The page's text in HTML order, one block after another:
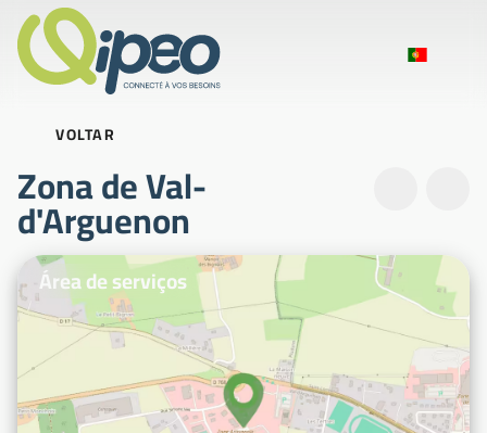
VOLTAR
Zona de Val-
d'Arguenon
Fotografias ilustrativas
Área de serviços